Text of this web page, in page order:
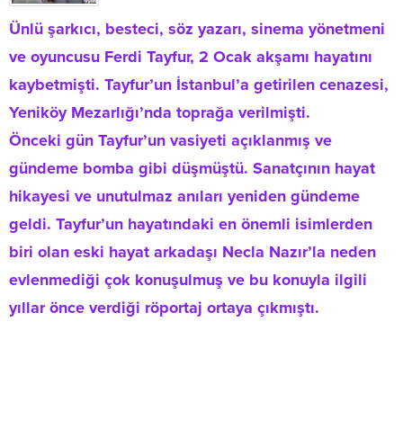
Ünlü şarkıcı, besteci, söz yazarı, sinema yönetmeni
ve oyuncusu Ferdi Tayfur, 2 Ocak akşamı hayatını
kaybetmişti. Tayfur’un İstanbul’a getirilen cenazesi,
Yeniköy Mezarlığı’nda toprağa verilmişti.
Önceki gün Tayfur’un vasiyeti açıklanmış ve
gündeme bomba gibi düşmüştü. Sanatçının hayat
hikayesi ve unutulmaz anıları yeniden gündeme
geldi. Tayfur’un hayatındaki en önemli isimlerden
biri olan eski hayat arkadaşı Necla Nazır’la neden
evlenmediği çok konuşulmuş ve bu konuyla ilgili
yıllar önce verdiği röportaj ortaya çıkmıştı.